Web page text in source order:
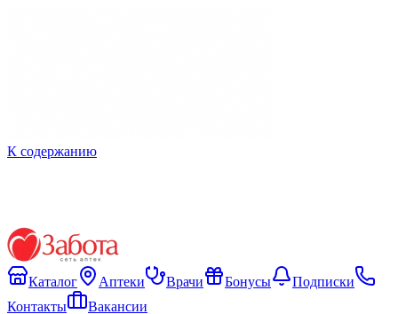
К содержанию
Каталог Аптеки Врачи Бонусы
Подписки
Контакты
Вакансии